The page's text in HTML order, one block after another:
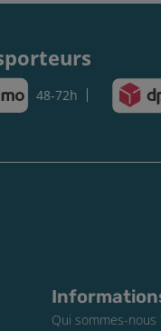
48-72h
Qui sommes-nous